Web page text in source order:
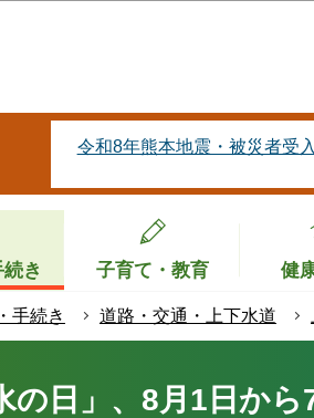
令和8年熊本地震・被災者受
き 子育て・教育 健
手続き 道路・交通・上下水道
の日」、8月1日から